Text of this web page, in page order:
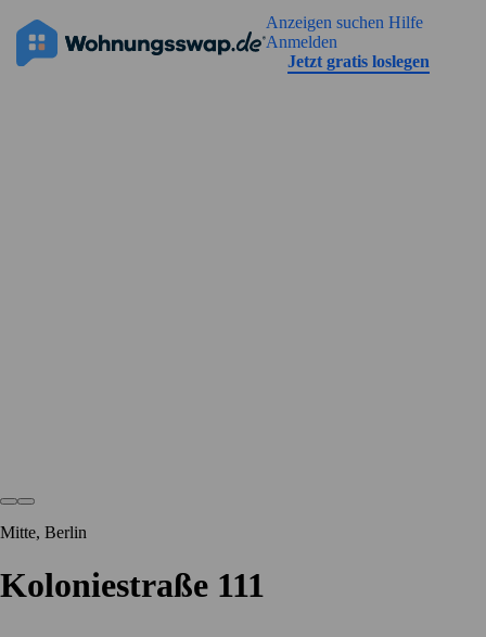
Anzeigen suchen Hilfe
Anmelden
Jetzt gratis loslegen
Die Anzeige hat noch keine Bilder
Straßenansicht
Mitte, Berlin
Koloniestraße 111